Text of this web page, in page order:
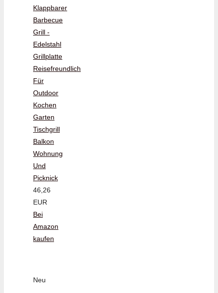
Klappbarer
Barbecue
Grill -
Edelstahl
Grillplatte
Reisefreundlich
Für
Outdoor
Kochen
Garten
Tischgrill
Balkon
Wohnung
Und
Picknick
46,26
EUR
Bei
Amazon
kaufen
Neu